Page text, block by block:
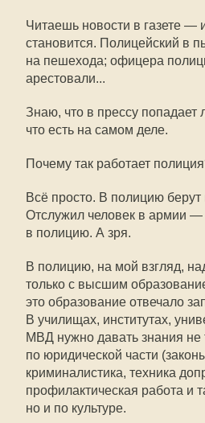
Читаешь новости в газете —
становится. Полицейский в
на пешехода; офицера
арестовали...
Знаю, что в прессу попадает
что есть на самом деле.
Почему так работает
Всё просто. В полицию берут
Отслужил человек в армии —
в полицию. А зря.
В полицию, на мой взгляд,
только с высшим
это образование отвечало
В училищах, институтах,
МВД нужно давать знания не
по юридической части
криминалистика, техника
профилактическая работа и
но и по культуре.